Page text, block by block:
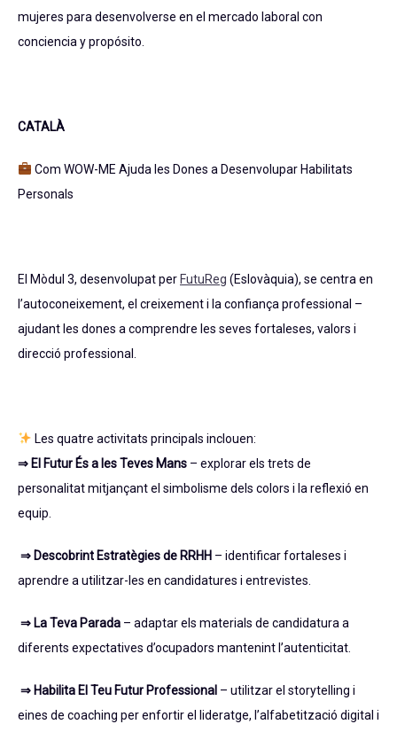
mujeres para desenvolverse en el mercado laboral con
conciencia y propósito.
CATALÀ
Com WOW-ME Ajuda les Dones a Desenvolupar Habilitats
Personals
El Mòdul 3, desenvolupat per FutuReg (Eslovàquia), se centra en
l’autoconeixement, el creixement i la confiança professional –
ajudant les dones a comprendre les seves fortaleses, valors i
direcció professional.
Les quatre activitats principals inclouen:
⇒ El Futur És a les Teves Mans – explorar els trets de
personalitat mitjançant el simbolisme dels colors i la reflexió en
equip.
⇒ Descobrint Estratègies de RRHH – identificar fortaleses i
aprendre a utilitzar-les en candidatures i entrevistes.
⇒ La Teva Parada – adaptar els materials de candidatura a
diferents expectatives d’ocupadors mantenint l’autenticitat.
⇒ Habilita El Teu Futur Professional – utilitzar el storytelling i
eines de coaching per enfortir el lideratge, l’alfabetització digital i